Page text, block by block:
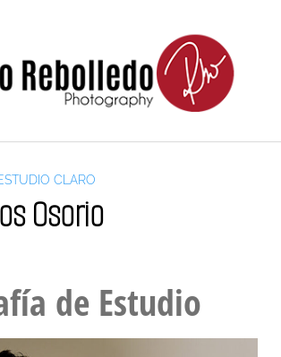
CLARO
Osorio
de Estudio